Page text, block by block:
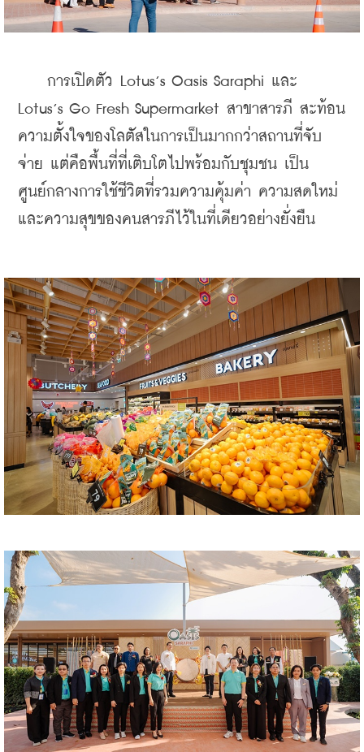
การเปิดตัว Lotus’s Oasis Saraphi และ
Lotus’s Go Fresh Supermarket สาขาสารภี สะท้อน
ความตั้งใจของโลตัสในการเป็นมากกว่าสถานที่จับ
จ่าย แต่คือพื้นที่ที่เติบโตไปพร้อมกับชุมชน เป็น
ศูนย์กลางการใช้ชีวิตที่รวมความคุ้มค่า ความสดใหม่
และความสุขของคนสารภีไว้ในที่เดียวอย่างยั่งยืน